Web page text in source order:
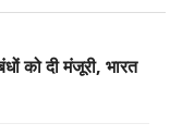
को दी मंजूरी, भारत